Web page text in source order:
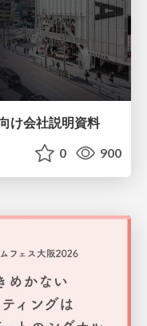
け会社説明資料
0 900